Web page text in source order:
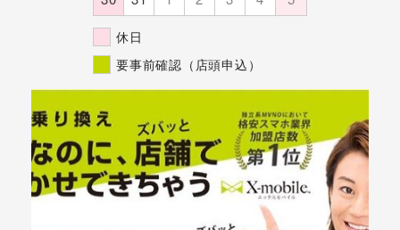
休日
要事前確認（店頭申込）